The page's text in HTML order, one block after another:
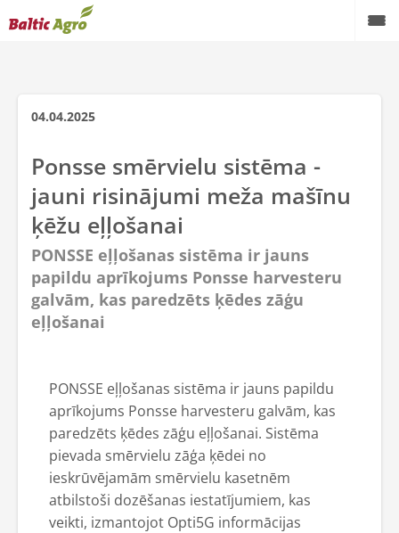
04.04.2025
Ponsse smērvielu sistēma -
jauni risinājumi meža mašīnu
ķēžu eļļošanai
PONSSE eļļošanas sistēma ir jauns
papildu aprīkojums Ponsse harvesteru
galvām, kas paredzēts ķēdes zāģu
eļļošanai
PONSSE eļļošanas sistēma ir jauns papildu
aprīkojums Ponsse harvesteru galvām, kas
paredzēts ķēdes zāģu eļļošanai. Sistēma
pievada smērvielu zāģa ķēdei no
ieskrūvējamām smērvielu kasetnēm
atbilstoši dozēšanas iestatījumiem, kas
veikti, izmantojot Opti5G informācijas